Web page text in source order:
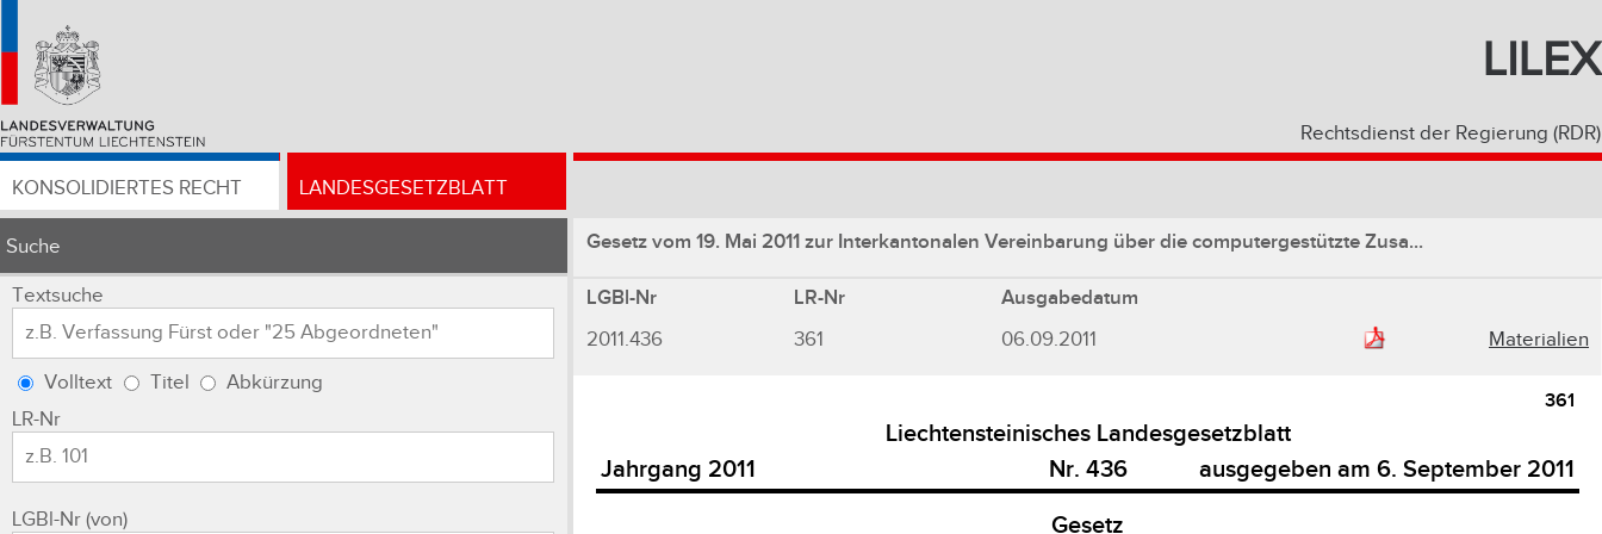
LILEX
Rechtsdienst der Regierung (RDR)
KONSOLIDIERTES RECHT LANDESGESETZBLATT
Suche
Textsuche
Volltext Titel
Abkürzung
LR-Nr
LGBl-Nr (von)
Gesetz vom 19. Mai 2011 zur Interkantonalen Vereinbarung über die computergestützte Zusa...
LGBl-Nr LR-Nr Ausgabedatum
2011.436 361 06.09.2011 Materialien